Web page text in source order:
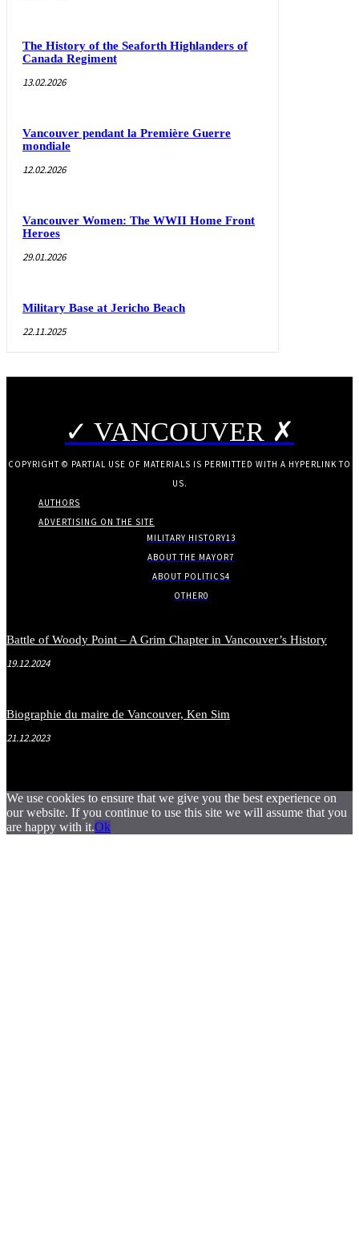
The History of the Seaforth Highlanders of
Canada Regiment
13.02.2026
Vancouver pendant la Première Guerre
mondiale
12.02.2026
Vancouver Women: The WWII Home Front
Heroes
29.01.2026
Military Base at Jericho Beach
22.11.2025
✓ VANCOUVER ✗
COPYRIGHT © PARTIAL USE OF MATERIALS IS PERMITTED WITH A HYPERLINK TO
US.
AUTHORS
ADVERTISING ON THE SITE
MILITARY HISTORY13
ABOUT THE MAYOR7
ABOUT POLITICS4
OTHER0
Battle of Woody Point – A Grim Chapter in Vancouver’s History
19.12.2024
Biographie du maire de Vancouver, Ken Sim
21.12.2023
We use cookies to ensure that we give you the best experience on
our website. If you continue to use this site we will assume that you
are happy with it.Ok